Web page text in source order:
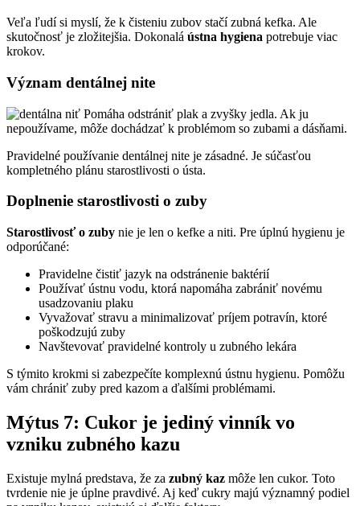
Veľa ľudí si myslí, že k čisteniu zubov stačí zubná kefka. Ale
skutočnosť je zložitejšia. Dokonalá ústna hygiena potrebuje viac
krokov.
Význam dentálnej nite
Pomáha odstrániť plak a zvyšky jedla. Ak ju
nepoužívame, môže dochádzať k problémom so zubami a dásňami.
Pravidelné používanie dentálnej nite je zásadné. Je súčasťou
kompletného plánu starostlivosti o ústa.
Doplnenie starostlivosti o zuby
Starostlivosť o zuby nie je len o kefke a niti. Pre úplnú hygienu je
odporúčané:
Pravidelne čistiť jazyk na odstránenie baktérií
Používať ústnu vodu, ktorá napomáha zabrániť novému
usadzovaniu plaku
Vyvažovať stravu a minimalizovať príjem potravín, ktoré
poškodzujú zuby
Navštevovať pravidelné kontroly u zubného lekára
S týmito krokmi si zabezpečíte komplexnú ústnu hygienu. Pomôžu
vám chrániť zuby pred kazom a ďalšími problémami.
Mýtus 7: Cukor je jediný vinník vo
vzniku zubného kazu
Existuje mylná predstava, že za zubný kaz môže len cukor. Toto
tvrdenie nie je úplne pravdivé. Aj keď cukry majú významný podiel